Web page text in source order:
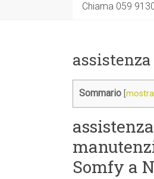
Chiama 059
Sommario mostra
Somfy a